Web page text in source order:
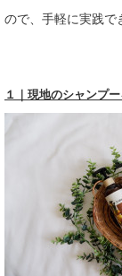
ので、手軽に実践で
１｜現地のシャンプー